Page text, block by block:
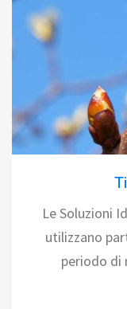
Le Soluzioni
utilizzano
periodo di